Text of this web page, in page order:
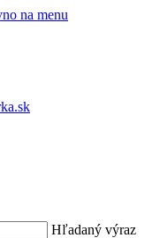
na menu
Hľadaný výraz